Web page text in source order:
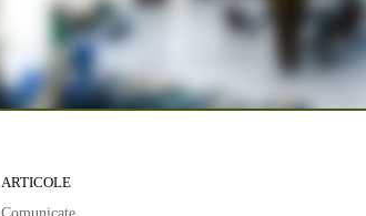
ARTICOLE